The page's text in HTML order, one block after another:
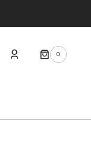
0
0
ARTIKEL